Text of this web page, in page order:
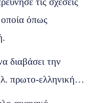
όπως
διαβάσει την
πρωτο-ελληνική…